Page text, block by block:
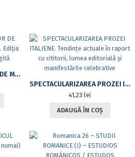
DIN ISTORICUL NUMELOR DE MONEDE ÎN LIMBA ROMÂNĂ. EDIȚIA A DOUA, REVĂZUTĂ ȘI ADĂUGITĂ
SPECTACULARIZAREA PROZEI ITALIENE. TENDINȚE ACTUALE ÎN RAPORT CU CITITORII, LUMEA EDITORIALĂ ȘI MANIFESTĂRILE CELEBRATIVE
41,23lei
ADAUGĂ ÎN COȘ